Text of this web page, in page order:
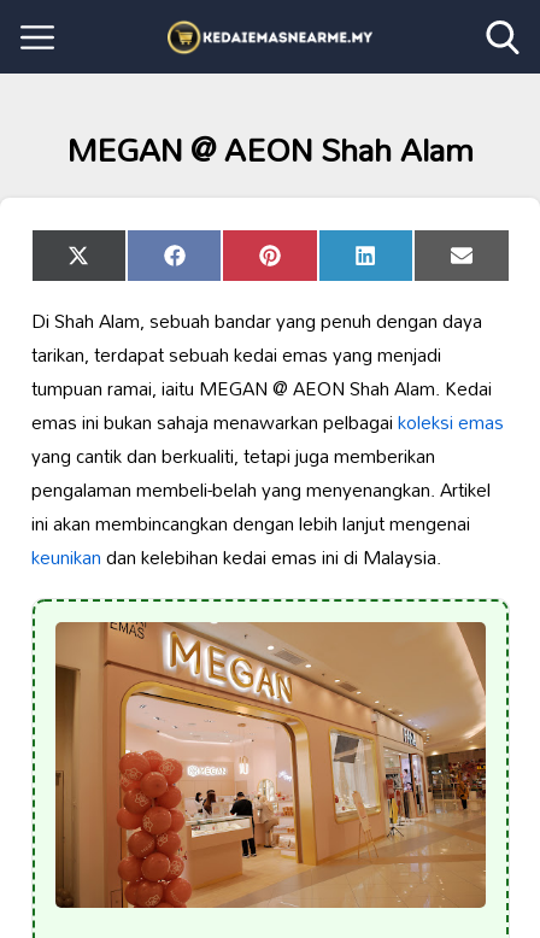
MEGAN @ AEON Shah Alam
Share
on
X
(Twitter)
Share
on
Facebook Share
on
Pinterest Share
on
LinkedIn Share
on
Email
Di Shah Alam, sebuah bandar yang penuh dengan daya
tarikan, terdapat sebuah kedai emas yang menjadi
tumpuan ramai, iaitu MEGAN @ AEON Shah Alam. Kedai
emas ini bukan sahaja menawarkan pelbagaikoleksi emas
yang cantik dan berkualiti, tetapi juga memberikan
pengalaman membeli-belah yang menyenangkan. Artikel
ini akan membincangkan dengan lebih lanjut mengenai
keunikandan kelebihan kedai emas ini di Malaysia.